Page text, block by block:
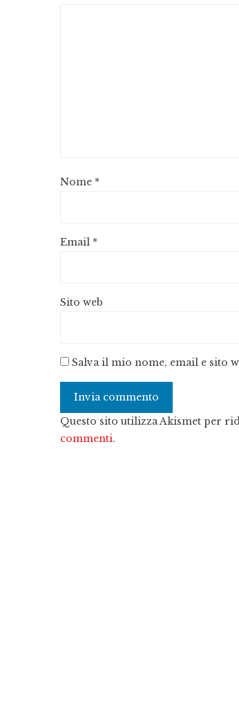
Nome *
Email *
Sito web
Salva il mio nome, email e sito
Questo sito utilizza Akismet per
commenti.